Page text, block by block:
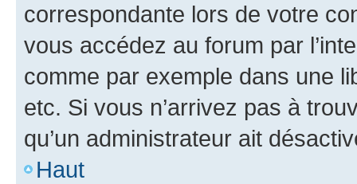
correspondante lors de votre
vous accédez au forum par
comme par exemple dans une
etc. Si vous n’arrivez pas à
qu’un administrateur ait
Haut